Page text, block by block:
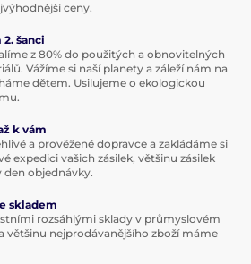
ceny.
šanci
z 80% do použitých a obnovitelných
Vážíme si naší planety a záleží nám na
dětem. Usilujeme o ekologickou
k vám
a prověžené dopravce a zakládáme si
expedici vašich zásilek, většinu zásilek
den objednávky.
skladem
rozsáhlými sklady v průmyslovém
většinu nejprodávanějšího zboží máme